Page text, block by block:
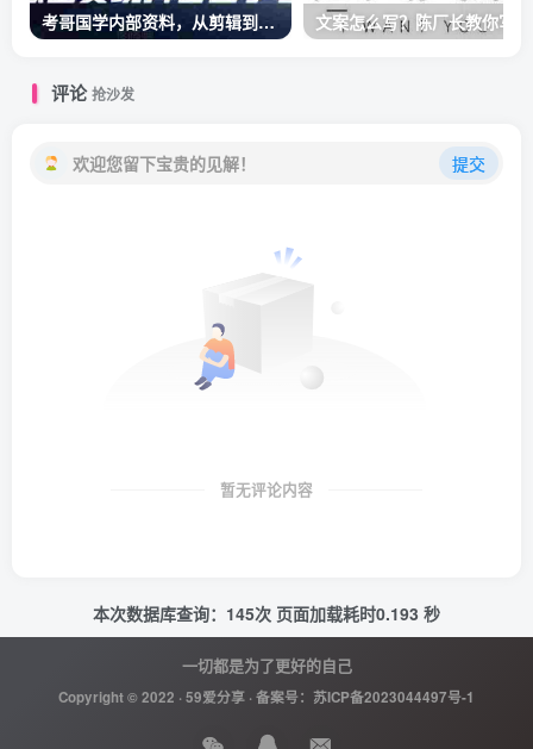
考哥国学内部资料，从剪辑到运营，手把手教如你‬何做出变现抖音‬国学号（教程+素材+模板）
评论抢沙发
欢迎您留下宝贵的见解！ 提交
暂无评论内容
本次数据库查询：145次 页面加载耗时0.193 秒
一切都是为了更好的自己
Copyright © 2022 ·59爱分享 · 备案号： 苏ICP备2023044497号-1